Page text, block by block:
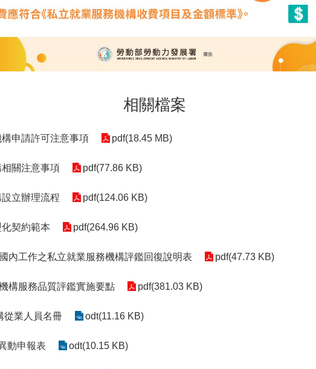
相關檔案
申請許可注意事項 pdf(18.45 MB)
關注意事項 pdf(77.86 KB)
立辦理流程 pdf(124.06 KB)
契約範本 pdf(264.96 KB)
內工作之私立就業服務機構評鑑回復說明表 pdf(47.73 KB)
構服務品質評鑑實施要點 pdf(381.03 KB)
從業人員名冊 odt(11.16 KB)
動申報表 odt(10.15 KB)